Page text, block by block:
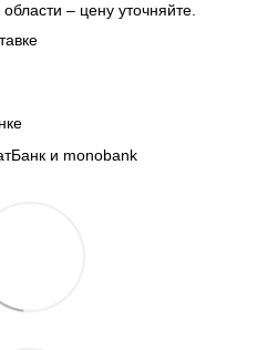
– цену уточняйте.
и monobank